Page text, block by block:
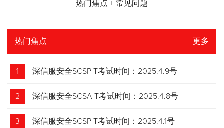
热门焦点 + 常见问题
热门焦点 更多
1 深信服安全SCSP-T考试时间：2025.4.9号
2 深信服安全SCSA-T考试时间：2025.4.8号
3 深信服安全SCSP-T考试时间：2025.4.1号